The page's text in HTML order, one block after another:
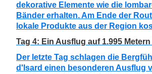
dekorative Elemente wie die
Bänder erhalten. Am Ende der
lokale Produkte aus der Region
Tag 4: Ein Ausflug auf 1.995
Der letzte Tag schlagen die
d'Isard einen besonderen Ausflug